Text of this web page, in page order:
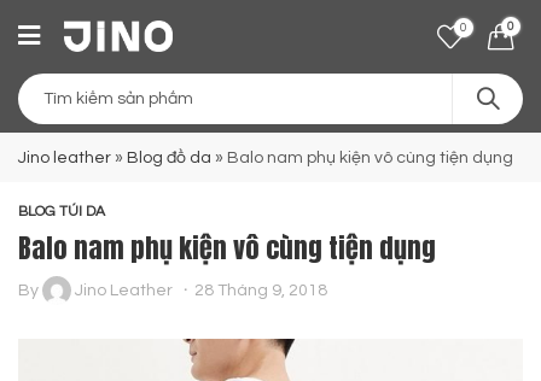
0 0
Jino leather » Blog đồ da » Balo nam phụ kiện vô cùng tiện dụng
BLOG TÚI DA
Balo nam phụ kiện vô cùng tiện dụng
By Jino Leather 28 Tháng 9, 2018